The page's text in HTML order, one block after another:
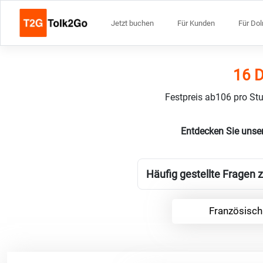
Jetzt buchen Für Kunden Für
16
Festpreis ab106 pro
Entdecken Sie
Häufig gestellte Fragen